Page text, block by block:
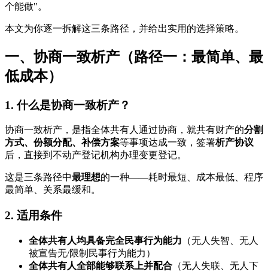
个能做"。
本文为你逐一拆解这三条路径，并给出实用的选择策略。
一、协商一致析产（路径一：最简单、最
低成本）
1. 什么是协商一致析产？
协商一致析产，是指全体共有人通过协商，就共有财产的分割
方式、份额分配、补偿方案等事项达成一致，签署析产协议
后，直接到不动产登记机构办理变更登记。
这是三条路径中最理想的一种——耗时最短、成本最低、程序
最简单、关系最缓和。
2. 适用条件
全体共有人均具备完全民事行为能力 （无人失智、无人
被宣告无/限制民事行为能力）
全体共有人全部能够联系上并配合 （无人失联、无人下